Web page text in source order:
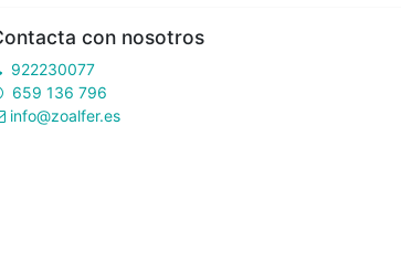
con nosotros
922230077
659 136 796
info@zoalfer.es